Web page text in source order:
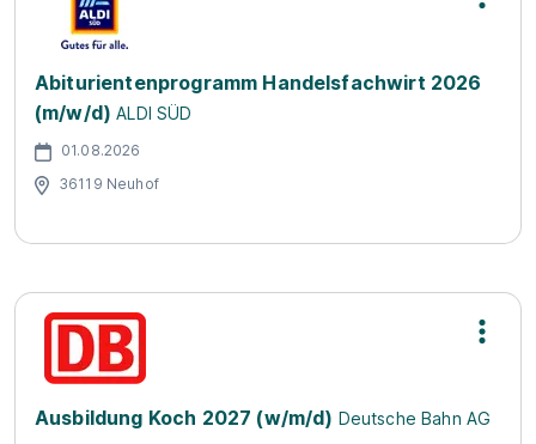
Abiturientenprogramm Handelsfachwirt 2026
(m/w/d) ALDI SÜD
01.08.2026
36119 Neuhof
Ausbildung Koch 2027 (w/m/d) Deutsche Bahn AG